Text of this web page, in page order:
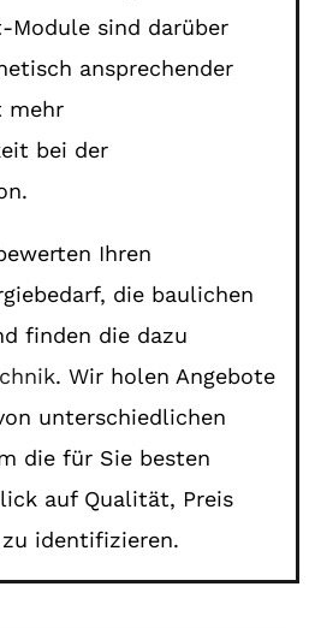
Module sind darüber
ansprechender
mehr
bei der
Ihren
die baulichen
finden die dazu
. Wir holen Angebote
unterschiedlichen
die für Sie besten
auf Qualität, Preis
identifizieren.